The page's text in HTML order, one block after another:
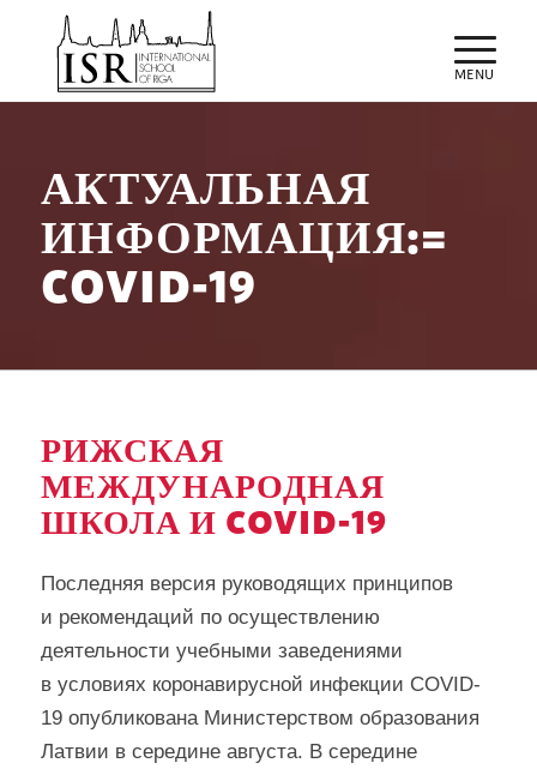
АКТУАЛЬНАЯ
ИНФОРМАЦИЯ:=
COVID-19
РИЖСКАЯ
МЕЖДУНАРОДНАЯ
ШКОЛА И COVID-19
Последняя версия руководящих принципов
и рекомендаций по осуществлению
деятельности учебными заведениями
в условиях коронавирусной инфекции COVID-
19 опубликована Министерством образования
Латвии в середине августа. В середине